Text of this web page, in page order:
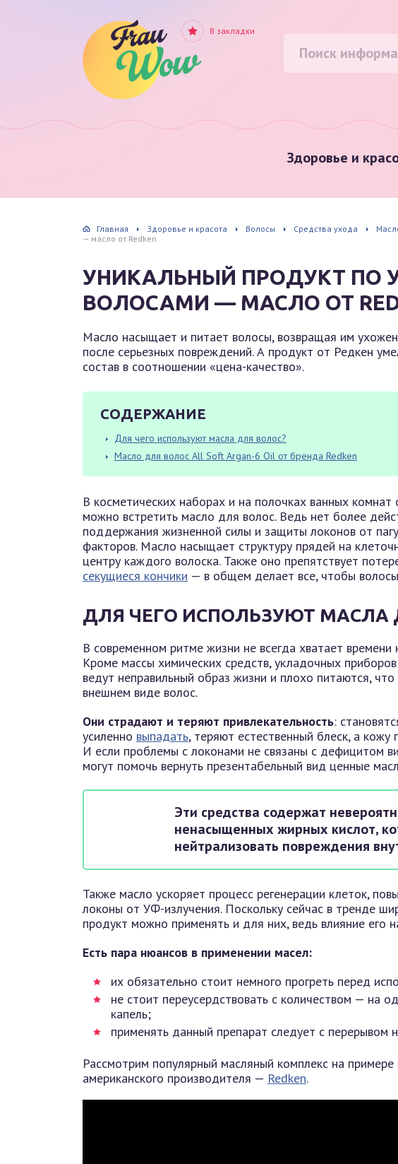
Здоровье и
В закладки
Главная Здоровье и красота Волосы Средства ухода
— масло от Redken
УНИКАЛЬНЫЙ ПРОДУКТ ПО
ВОЛОСАМИ — МАСЛО ОТ
Масло насыщает и питает волосы, возвращая им
после серьезных повреждений. А продукт от Редкен
состав в соотношении «цена-качество».
СОДЕРЖАНИЕ
Для чего используют масла для волос?
Масло для волос All Soft Argan-6 Oil от бренда Redken
В косметических наборах и на полочках ванных
можно встретить масло для волос. Ведь нет более
поддержания жизненной силы и защиты локонов от
факторов. Масло насыщает структуру прядей на
центру каждого волоска. Также оно препятствует
секущиеся кончики — в общем делает все, чтобы
ДЛЯ ЧЕГО ИСПОЛЬЗУЮТ МАСЛА
В современном ритме жизни не всегда хватает
Кроме массы химических средств, укладочных
ведут неправильный образ жизни и плохо питаются,
внешнем виде волос.
Они страдают и теряют привлекательность:
усиленно выпадать, теряют естественный блеск, а кожу
И если проблемы с локонами не связаны с дефицитом
могут помочь вернуть презентабельный вид ценные
Эти средства содержат
ненасыщенных жирных кислот,
нейтрализовать повреждения
Также масло ускоряет процесс регенерации клеток,
локоны от УФ-излучения. Поскольку сейчас в тренде
продукт можно применять и для них, ведь влияние его
Есть пара нюансов в применении масел:
их обязательно стоит немного прогреть перед
не стоит переусердствовать с количеством — на
капель;
применять данный препарат следует с перерывом
Рассмотрим популярный масляный комплекс на примере
американского производителя — Redken.